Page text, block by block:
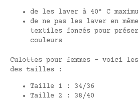
de les laver à 40° C
de ne pas les laver en
textiles foncés pour
couleurs
Culottes pour femmes – voici les
des tailles :
Taille 1 : 34/36
Taille 2 : 38/40